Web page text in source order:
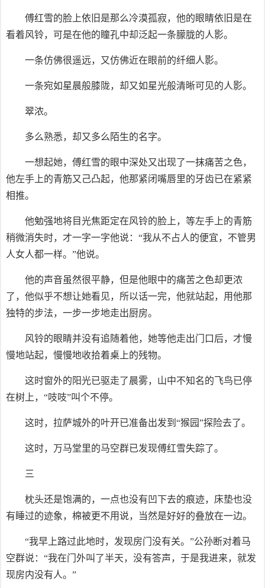
傅红雪的脸上依旧是那么冷漠孤寂，他的眼睛依旧是在
看着风铃，可是在他的瞳孔中却泛起一条朦胧的人影。
一条仿佛很遥远，又仿佛近在眼前的纤细人影。
一条宛如星晨般膝陇，却又如星光般清晰可见的人影。
翠浓。
多么熟悉，却又多么陌生的名字。
一想起她，傅红雪的眼中深处又出现了一抹痛苦之色，
他左手上的青筋又己凸起，他那紧闭嘴唇里的牙齿已在紧紧
相推。
他勉强地将目光焦距定在风铃的脸上，等左手上的青筋
稍微消失时，才一字一字他说：“我从不占人的便宜，不管男
人女人都一样。”他说。
他的声音虽然很平静，但是他眼中的痛苦之色却更浓
了，他似乎不想让她看见，所以话一完，他就站起，用他那
独特的步法，一步一步地走出厨房。
风铃的眼睛并没有追随着他，她等他走出门口后，才慢
慢地站起，慢慢地收拾着桌上的残物。
这时窗外的阳光已驱走了晨雾，山中不知名的飞鸟已停
在树上，“吱吱”叫个不停。
这时，拉萨城外的叶开已准备出发到“猴园”探险去了。
这时，万马堂里的马空群已发现傅红雪失踪了。
三
枕头还是饱满的，一点也没有凹下去的痕迹，床垫也没
有睡过的迹象，棉被更不用说，当然是好好的叠放在一边。
“我早上路过此地时，发现房门没有关。”公孙断对着马
空群说：“我在门外叫了半天，没有答声，于是我进来，就发
现房内没有人。”